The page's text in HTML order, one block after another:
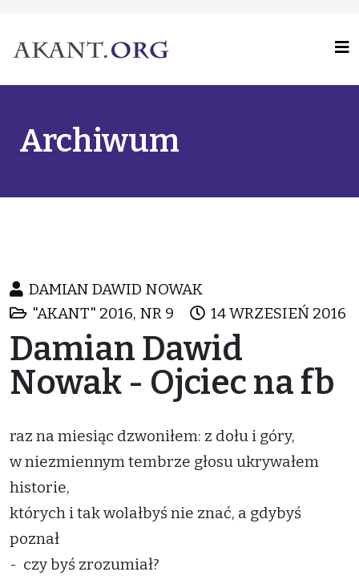
Archiwum
DAMIAN DAWID NOWAK
"AKANT" 2016, NR 9
14 WRZESIEŃ 2016
Damian Dawid
Nowak - Ojciec na fb
raz na miesiąc dzwoniłem: z dołu i góry,
w niezmiennym tembrze głosu ukrywałem
historie,
których i tak wolałbyś nie znać, a gdybyś
poznał
- czy byś zrozumiał?